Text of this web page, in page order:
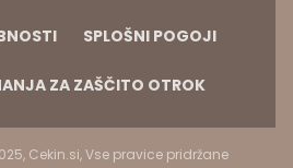
SPLOŠNI POGOJI
ZA ZAŠČITO OTROK
Cekin.si, Vse pravice pridržane